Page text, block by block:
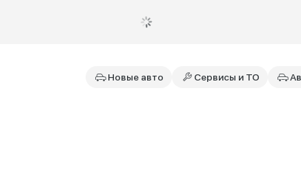
Новые авто Сервисы и ТО